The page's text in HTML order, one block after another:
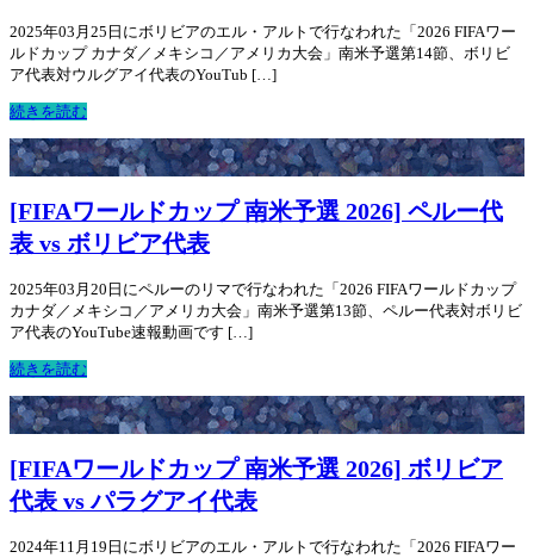
2025年03月25日にボリビアのエル・アルトで行なわれた「2026 FIFAワー
ルドカップ カナダ／メキシコ／アメリカ大会」南米予選第14節、ボリビ
ア代表対ウルグアイ代表のYouTub […]
続きを読む
[FIFAワールドカップ 南米予選 2026] ペルー代
表 vs ボリビア代表
2025年03月20日にペルーのリマで行なわれた「2026 FIFAワールドカップ
カナダ／メキシコ／アメリカ大会」南米予選第13節、ペルー代表対ボリビ
ア代表のYouTube速報動画です […]
続きを読む
[FIFAワールドカップ 南米予選 2026] ボリビア
代表 vs パラグアイ代表
2024年11月19日にボリビアのエル・アルトで行なわれた「2026 FIFAワー